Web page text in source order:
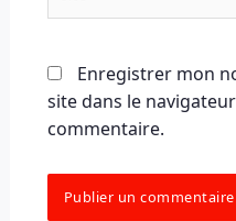
Enregistrer mon
site dans le
commentaire.